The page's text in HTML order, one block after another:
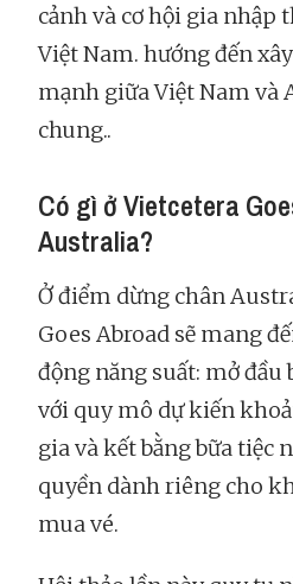
cảnh và cơ hội gia nhập
Việt Nam. hướng đến
mạnh giữa Việt Nam và
chung..
Có gì ở Vietcetera
Australia?
Ở điểm dừng chân
Goes Abroad sẽ mang
động năng suất: mở đầu
với quy mô dự kiến
gia và kết bằng bữa tiệc
quyền dành riêng cho
mua vé.